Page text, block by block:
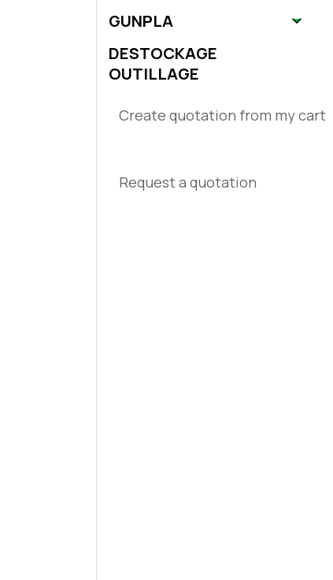
GUNPLA
DESTOCKAGE
OUTILLAGE
Create quotation from my cart
Request a quotation